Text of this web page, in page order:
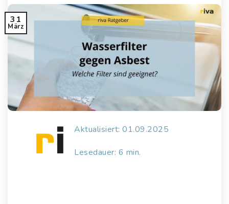
31
März
Aktualisiert: 01.09.2025
Lesedauer: 6 min.